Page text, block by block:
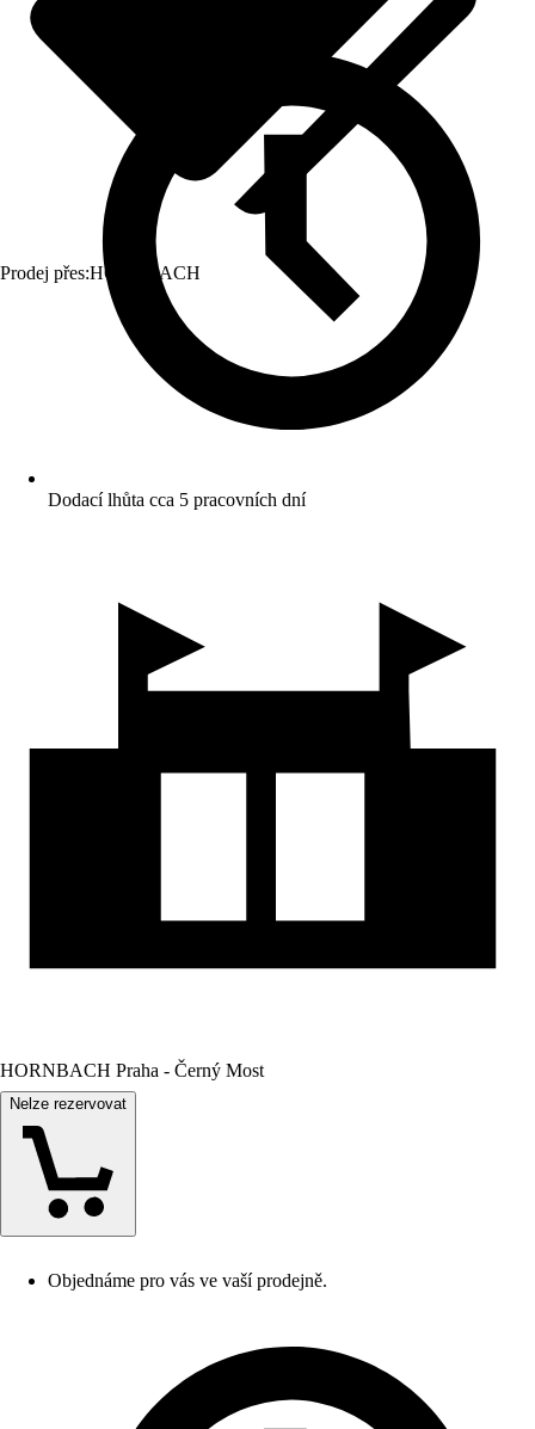
Prodej přes:HORNBACH
Dodací lhůta cca 5 pracovních dní
HORNBACH Praha - Černý Most
Nelze rezervovat
Objednáme pro vás ve vaší prodejně.